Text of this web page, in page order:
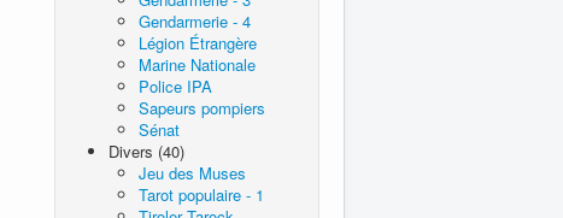
Gendarmerie - 4
Légion Étrangère
Marine Nationale
Police IPA
Sapeurs pompiers
Sénat
Divers (40)
Jeu des Muses
Tarot populaire - 1